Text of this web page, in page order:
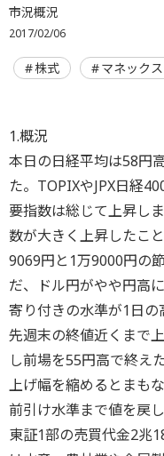
市況概況
2017/02/06
株式 マネックス
1.概況
本日の日経平均は58円
た。TOPIXやJPX日経
要指数は総じて上昇し
数が大きく上昇したこ
9069円と1万9000円の
だ、ドル円がやや円高
寄り付きの水準が1日
先週末の終値近くまで
し前場を55円高で終え
上げ幅を縮めるとまも
前引け水準まで値を戻
東証1部の売買代金2兆